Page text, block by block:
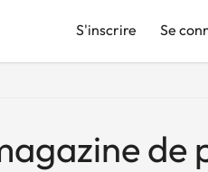
S'inscrire Se
de